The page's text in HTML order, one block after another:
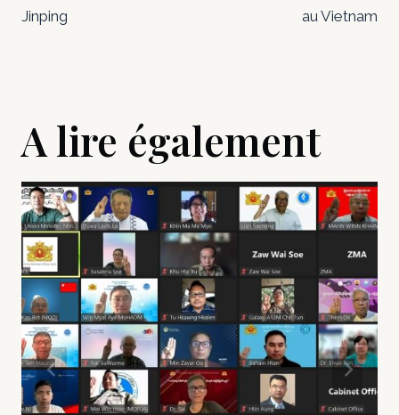
Jinping
au Vietnam
A lire également